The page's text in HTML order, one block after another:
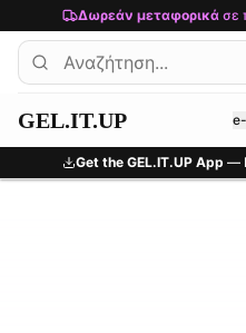
Μετάβαση στο κύριο
Δωρεάν μεταφορικάσε
GEL.IT.UP
Get the GEL.IT.UP App —